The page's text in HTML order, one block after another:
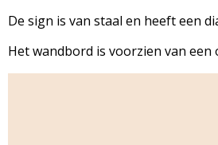
De sign is van staal en heeft een
Het wandbord is voorzien van